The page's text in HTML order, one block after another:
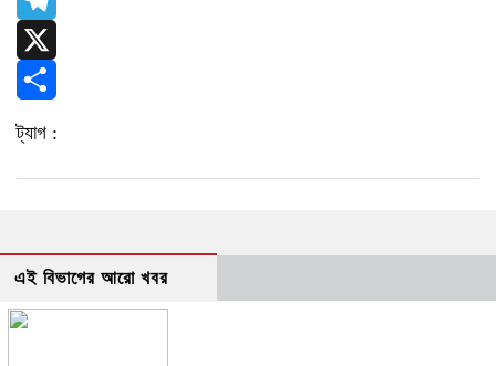
Telegram
X
Share
ট্যাগ :
এই বিভাগের আরো খবর